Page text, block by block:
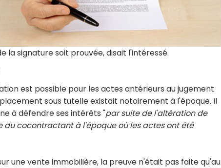
la signature soit prouvée, disait l'intéressé.
est possible pour les actes antérieurs au jugement
sous tutelle existait notoirement à l'époque. Il
à défendre ses intérêts "par suite de l'altération de
du cocontractant à l'époque où les actes ont été
une vente immobilière, la preuve n'était pas faite qu'au